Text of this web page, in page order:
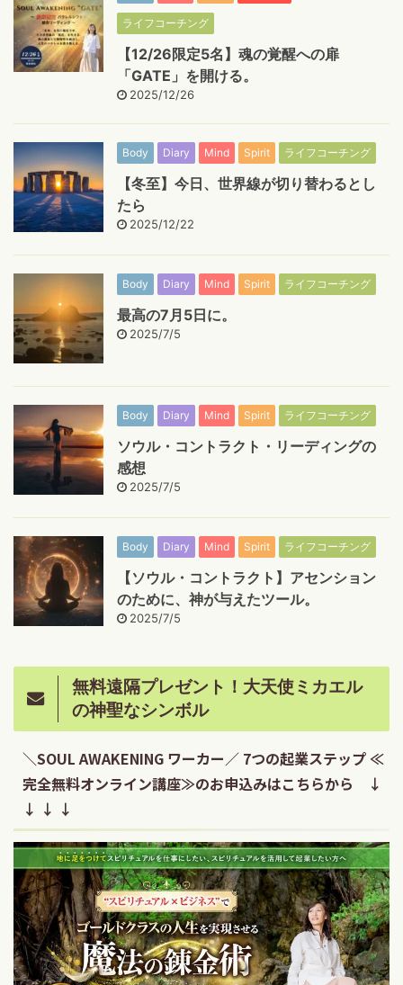
ライフコーチング
【12/26限定5名】魂の覚醒への扉
「GATE」を開ける。
2025/12/26
Body Diary Mind Spirit ライフコーチング
【冬至】今日、世界線が切り替わるとし
たら
2025/12/22
Body Diary Mind Spirit ライフコーチング
最高の7月5日に。
2025/7/5
Body Diary Mind Spirit ライフコーチング
ソウル・コントラクト・リーディングの
感想
2025/7/5
Body Diary Mind Spirit ライフコーチング
【ソウル・コントラクト】アセンション
のために、神が与えたツール。
2025/7/5
無料遠隔プレゼント！大天使ミカエル
の神聖なシンボル
＼SOUL AWAKENING ワーカー／ 7つの起業ステップ ≪
完全無料オンライン講座≫のお申込みはこちらから ↓
↓ ↓ ↓